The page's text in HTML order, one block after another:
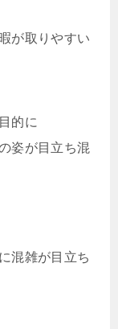
が取りやすい
的に
姿が目立ち混
混雑が目立ち